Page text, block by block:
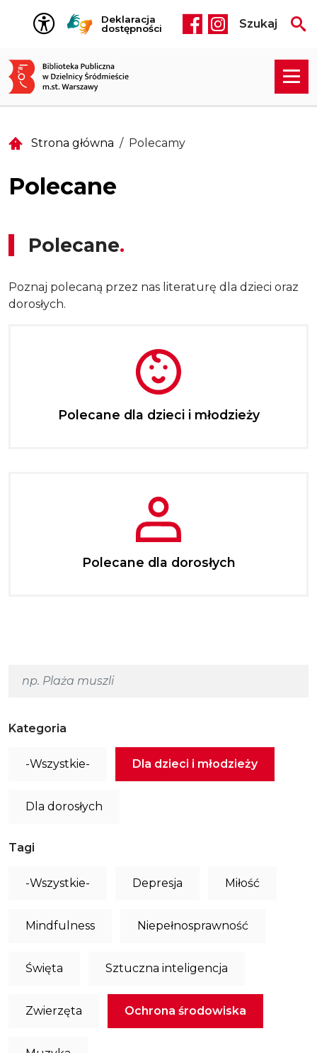
Przejdź do treści
Deklaracja
dostępności
Social media
Szukaj
Strona główna Polecamy
Polecane
Polecane
Poznaj polecaną przez nas literaturę dla dzieci oraz
dorosłych.
Polecane dla dzieci i młodzieży
Polecane dla dorosłych
Kategoria
-Wszystkie- Dla dzieci i młodzieży
Dla dorosłych
Tagi
-Wszystkie- Depresja Miłość
Mindfulness Niepełnosprawność
Święta Sztuczna inteligencja
Zwierzęta Ochrona środowiska